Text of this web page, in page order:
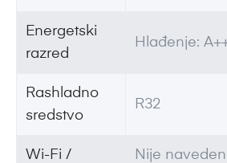
Energetski
razred
Hlađenje:
Rashladno
sredstvo
R32
Wi-Fi /
Nije